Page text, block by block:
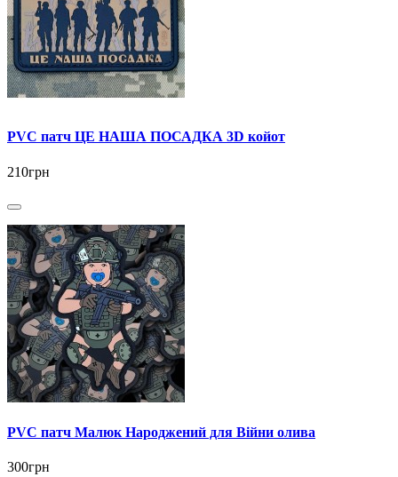
PVC патч ЦЕ НАША ПОСАДКА 3D койот
210грн
PVC патч Малюк Народжений для Війни олива
300грн